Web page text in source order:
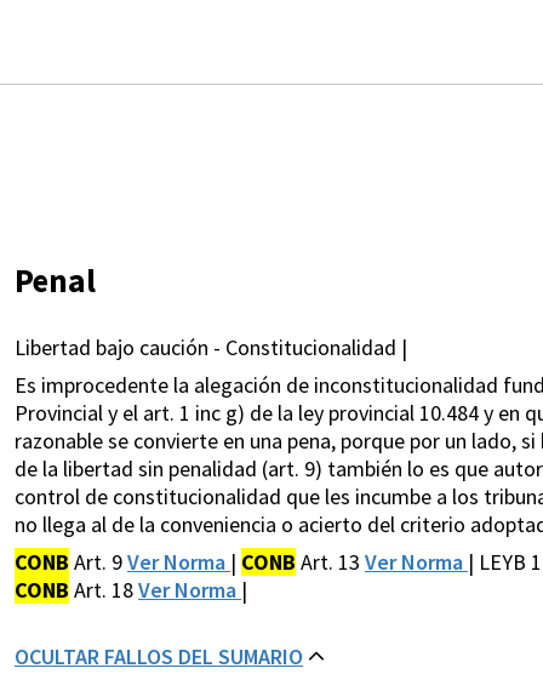
Penal
Libertad bajo caución - Constitucionalidad |
Es improcedente la alegación de inconstitucionalidad
Provincial y el art. 1 inc g) de la ley provincial 10.484 y en
razonable se convierte en una pena, porque por un lado,
de la libertad sin penalidad (art. 9) también lo es que
control de constitucionalidad que les incumbe a los
no llega al de la conveniencia o acierto del criterio
CONB Art. 9Ver Norma | CONB Art. 13 Ver Norma | LEYB
CONB Art. 18Ver Norma |
OCULTAR FALLOS DEL SUMARIO